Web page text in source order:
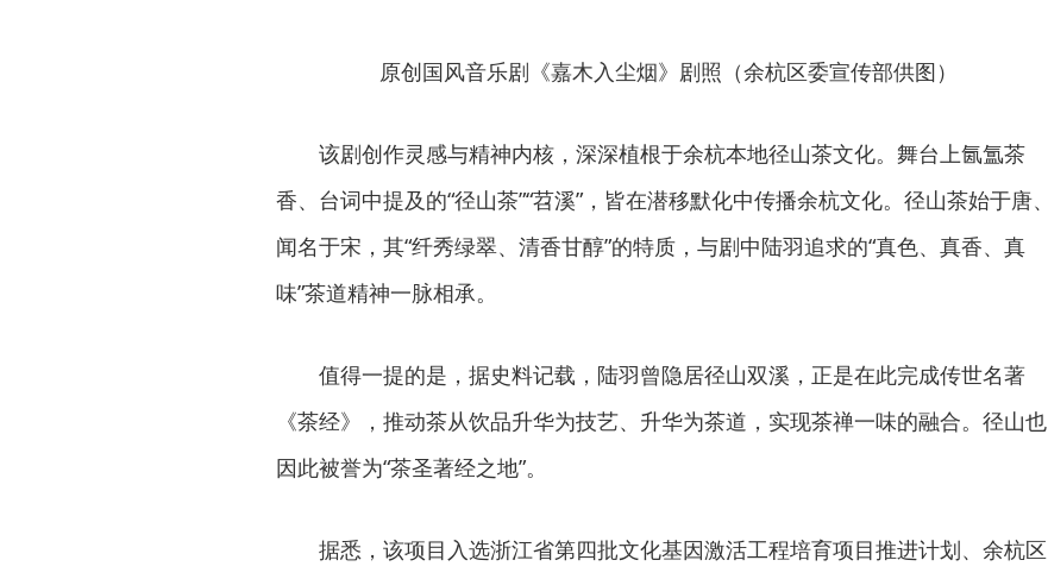
原创国风音乐剧《嘉木入尘烟》剧照（余杭区委宣传部供图）
该剧创作灵感与精神内核，深深植根于余杭本地径山茶文化。舞台上氤氲茶
香、台词中提及的“径山茶”“苕溪”，皆在潜移默化中传播余杭文化。径山茶始于唐、
闻名于宋，其“纤秀绿翠、清香甘醇”的特质，与剧中陆羽追求的“真色、真香、真
味”茶道精神一脉相承。
值得一提的是，据史料记载，陆羽曾隐居径山双溪，正是在此完成传世名著
《茶经》，推动茶从饮品升华为技艺、升华为茶道，实现茶禅一味的融合。径山也
因此被誉为“茶圣著经之地”。
据悉，该项目入选浙江省第四批文化基因激活工程培育项目推进计划、余杭区